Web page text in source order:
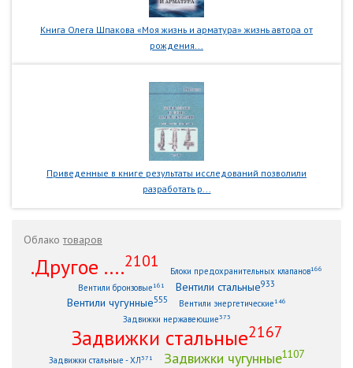
Книга Олега Шпакова «Моя жизнь и арматура» жизнь автора от
рождения...
Приведенные в книге результаты исследований позволили
разработать р...
Облакотоваров
.Другое ....2101
Блоки предохранительных клапанов166
Вентили бронзовые161 Вентили стальные933
Вентили чугунные555 Вентили энергетические146
Задвижки нержавеющие373
Задвижки стальные2167
Задвижки стальные - ХЛ371 Задвижки чугунные1107